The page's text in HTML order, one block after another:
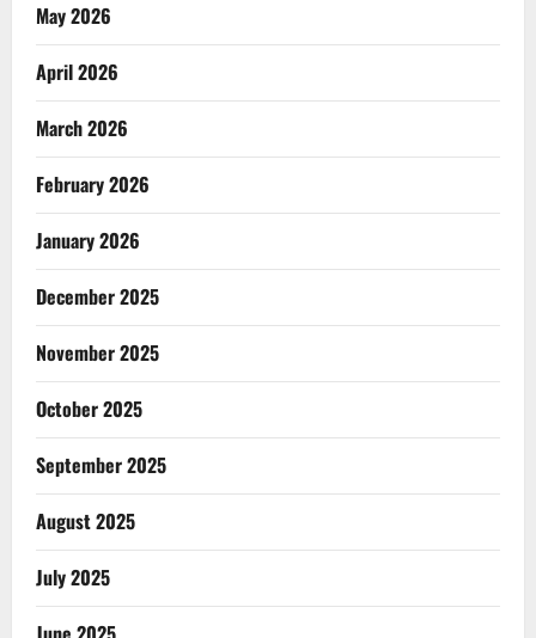
May 2026
April 2026
March 2026
February 2026
January 2026
December 2025
November 2025
October 2025
September 2025
August 2025
July 2025